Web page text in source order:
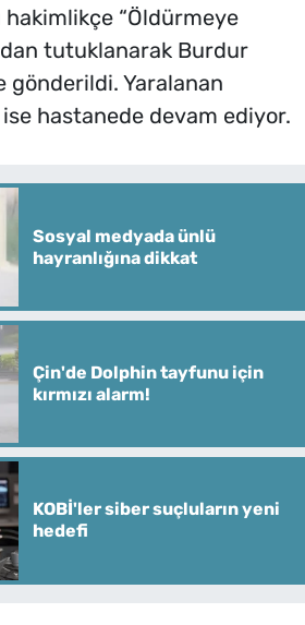
hakimlikçe “Öldürmeye
tutuklanarak Burdur
gönderildi. Yaralanan
ise hastanede devam ediyor.
Sosyal medyada ünlü
hayranlığına dikkat
Çin'de Dolphin tayfunu için
kırmızı alarm!
KOBİ'ler siber suçluların yeni
hedefi